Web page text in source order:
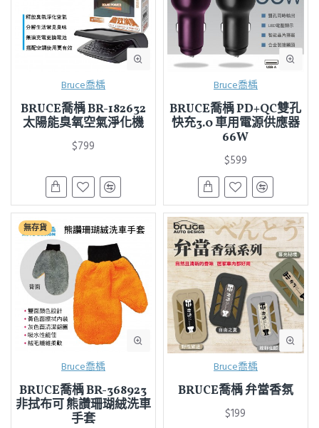
Bruce喬楀
BRUCE喬楀 BR-182632
太陽能臭氧空氣淨化機
$799
Bruce喬楀
BRUCE喬楀 PD+QC雙孔
快充3.0 車用電源供應器
66W
$599
無存貨
Bruce喬楀
BRUCE喬楀 BR-368923
非拭布可 熊讚珊瑚絨洗車
手套
Bruce喬楀
BRUCE喬楀 弁當香氛
$199